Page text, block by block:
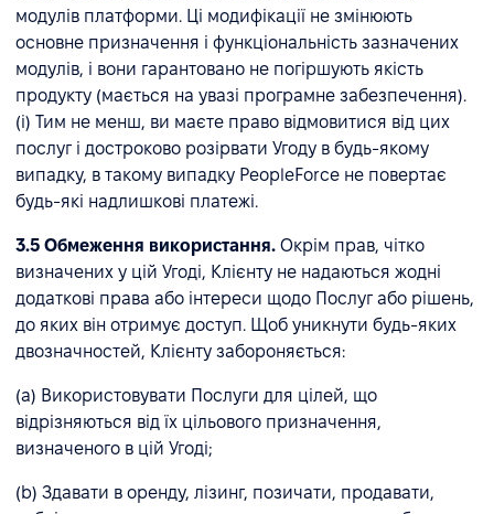
модулів платформи. Ці модифікації не змінюють
основне призначення і функціональність зазначених
модулів, і вони гарантовано не погіршують якість
продукту (мається на увазі програмне забезпечення).
(i) Тим не менш, ви маєте право відмовитися від цих
послуг і достроково розірвати Угоду в будь-якому
випадку, в такому випадку PeopleForce не повертає
будь-які надлишкові платежі.
3.5 Обмеження використання. Окрім прав, чітко
визначених у цій Угоді, Клієнту не надаються жодні
додаткові права або інтереси щодо Послуг або рішень,
до яких він отримує доступ. Щоб уникнути будь-яких
двозначностей, Клієнту забороняється:
(a) Використовувати Послуги для цілей, що
відрізняються від їх цільового призначення,
визначеного в цій Угоді;
(b) Здавати в оренду, лізинг, позичати, продавати,